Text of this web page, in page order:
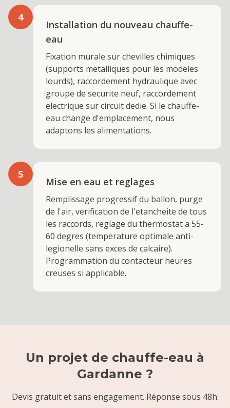
4
Installation du nouveau chauffe-
eau
Fixation murale sur chevilles chimiques
(supports metalliques pour les modeles
lourds), raccordement hydraulique avec
groupe de securite neuf, raccordement
electrique sur circuit dedie. Si le chauffe-
eau change d'emplacement, nous
adaptons les alimentations.
5
Mise en eau et reglages
Remplissage progressif du ballon, purge
de l'air, verification de l'etancheite de tous
les raccords, reglage du thermostat a 55-
60 degres (temperature optimale anti-
legionelle sans exces de calcaire).
Programmation du contacteur heures
creuses si applicable.
Un projet de chauffe-eau à
Gardanne ?
Devis gratuit et sans engagement. Réponse sous 48h.